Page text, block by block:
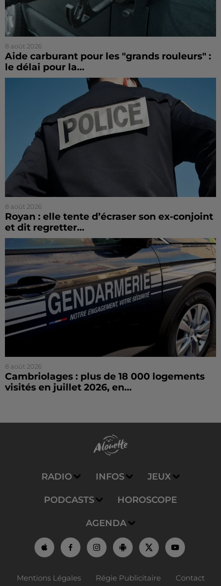
8 août 2026
Aide carburant pour les "grands rouleurs" :
le délai pour la...
8 août 2026
Royan : elle tente d’écraser son ex-conjoint
et dit regretter...
8 août 2026
Cambriolages : plus de 18 000 logements
visités en juillet 2026, en...
RADIO INFOS JEUX
PODCASTS HOROSCOPE
AGENDA
Mentions Légales Régie Publicitaire Contact